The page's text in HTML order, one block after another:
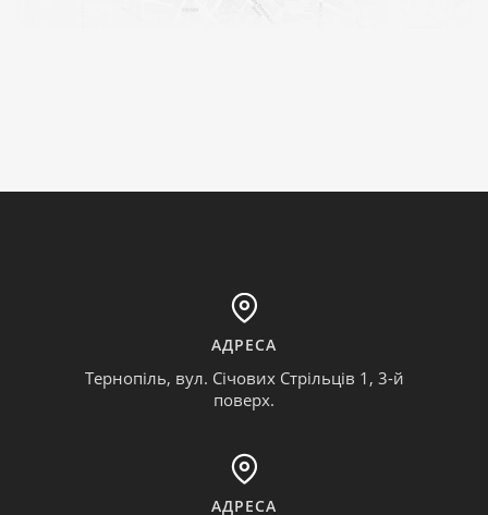
АДРЕСА
Тернопіль, вул. Січових Стрільців 1, 3-й
поверх.
АДРЕСА